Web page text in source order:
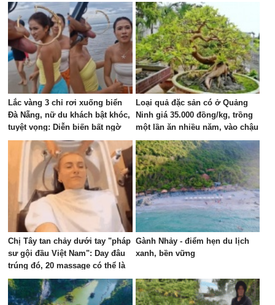
Lắc vàng 3 chỉ rơi xuống biển
Đà Nẵng, nữ du khách bật khóc,
tuyệt vọng: Diễn biến bất ngờ
sau đó
Loại quả đặc sản có ở Quảng
Ninh giá 35.000 đồng/kg, trồng
một lần ăn nhiều năm, vào chậu
làm bonsai giúp chiêu tài
Chị Tây tan chảy dưới tay "pháp
sư gội đầu Việt Nam": Day đâu
trúng đó, 20 massage có thể là
phê nhất cuộc đời!
Gành Nhảy - điểm hẹn du lịch
xanh, bền vững